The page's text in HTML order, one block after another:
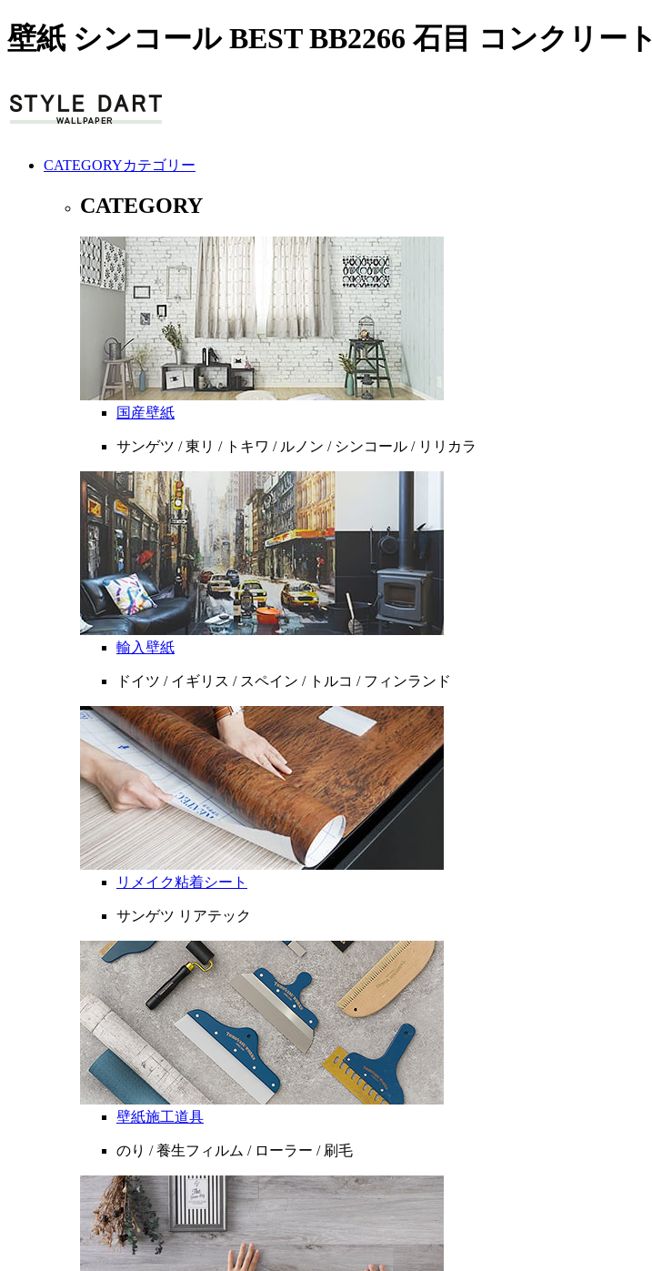
壁紙 シンコール BEST BB2266 石目 コンクリート
CATEGORYカテゴリー
CATEGORY
国産壁紙
サンゲツ / 東リ / トキワ / ルノン / シンコール / リリカラ
輸入壁紙
ドイツ / イギリス / スペイン / トルコ / フィンランド
リメイク粘着シート
サンゲツ リアテック
壁紙施工道具
のり / 養生フィルム / ローラー / 刷毛